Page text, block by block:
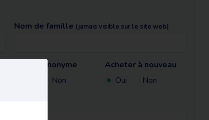
Nom de famille (jamais visible sur le site web)
Rester anonyme
Non
Acheter à nouveau
Oui
Non